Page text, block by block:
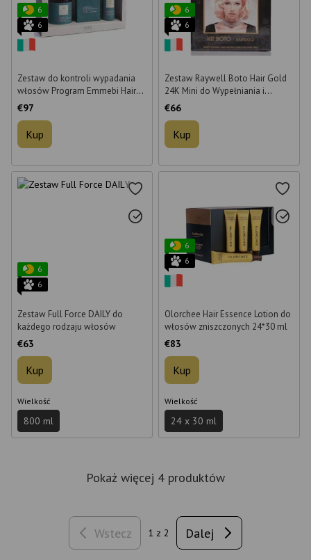
6
6
Zestaw do kontroli wypadania
włosów Program Emmebi Hair
Loss Remedy (szampon, balsam i
€97
Kup
6
6
Zestaw Raywell Boto Hair Gold
24K Mini do Wypełniania i
Nawilżania
€66
Kup
6
6
Zestaw Full Force DAILY do
każdego rodzaju włosów
€63
Kup
Wielkość
800 ml
6
6
Olorchee Hair Essence Lotion do
włosów zniszczonych 24*30 ml
€83
Kup
Wielkość
24 х 30 ml
Pokaż więcej 4 produktów
Wstecz 1 z 2 Dalej